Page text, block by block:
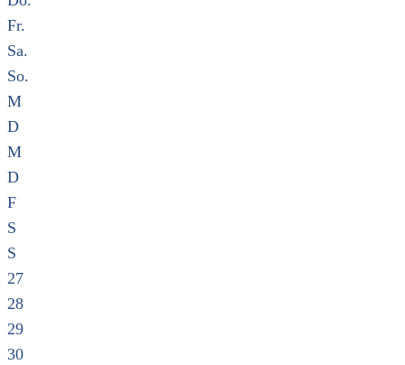
Fr.
Sa.
So.
M
D
M
D
F
S
S
27
28
29
30